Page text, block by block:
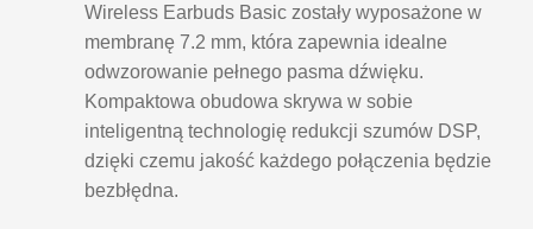
Wireless Earbuds Basic zostały wyposażone w
membranę 7.2 mm, która zapewnia idealne
odwzorowanie pełnego pasma dźwięku.
Kompaktowa obudowa skrywa w sobie
inteligentną technologię redukcji szumów DSP,
dzięki czemu jakość każdego połączenia będzie
bezbłędna.